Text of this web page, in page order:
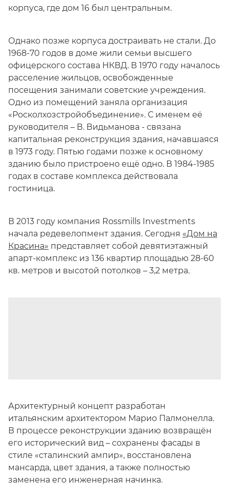
корпуса, где дом 16 был центральным.
Однако позже корпуса достраивать не стали. До
1968-70 годов в доме жили семьи высшего
офицерского состава НКВД. В 1970 году началось
расселение жильцов, освобожденные
посещения занимали советские учреждения.
Одно из помещений заняла организация
«Росколхозстройобъединение». С именем её
руководителя – В. Видьманова - связана
капитальная реконструкция здания, начавшаяся
в 1973 году. Пятью годами позже к основному
зданию было пристроено ещё одно. В 1984-1985
годах в составе комплекса действовала
гостиница.
В 2013 году компания Rossmills Investments
начала редевелопмент здания. Сегодня «Дом на
Красина» представляет собой девятиэтажный
апарт-комплекс из 136 квартир площадью 28-60
кв. метров и высотой потолков – 3,2 метра.
Архитектурный концепт разработан
итальянским архитектором Марио Палмонелла.
В процессе реконструкции зданию возвращён
его исторический вид – сохранены фасады в
стиле «сталинский ампир», восстановлена
мансарда, цвет здания, а также полностью
заменена его инженерная начинка.